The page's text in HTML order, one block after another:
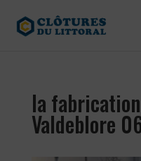
la
Valdeblore